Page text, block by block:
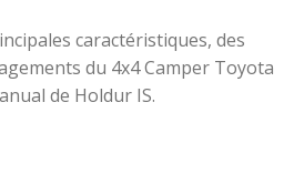
caractéristiques, des
du 4x4 Camper Toyota
de Holdur IS.